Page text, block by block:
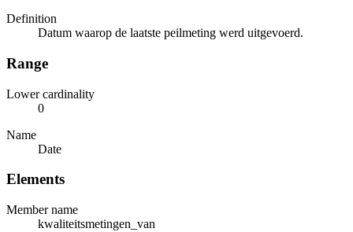
Definition
Datum waarop de laatste peilmeting werd uitgevoerd.
Range
Lower cardinality
0
Name
Date
Elements
Member name
kwaliteitsmetingen_van